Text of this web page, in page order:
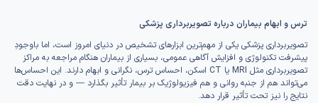
ترس و ابهام بیماران درباره تصویربرداری پزشکی
تصویربرداری پزشکی یکی از مهم‌ترین ابزارهای تشخیص در دنیای امروز است، اما باوجودِ
پیشرفت تکنولوژی و افزایش آگاهی عمومی، بسیاری از بیماران هنگام مراجعه به مراکز
تصویربرداری مثل MRI یا CT اسکن، احساس ترس، نگرانی و ابهام دارند. این احساس‌ها
می‌تواند هم از جنبه روانی و هم فیزیولوژیک بر بیمار تأثیر بگذارد — و در نهایت دقت
نتایج را نیز تحت تأثیر قرار دهد.